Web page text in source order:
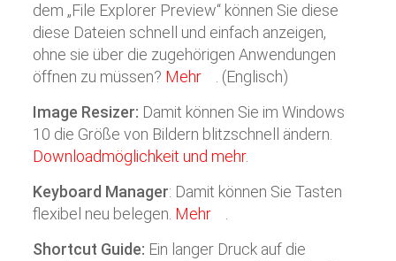
dem „File Explorer Preview“ können Sie diese
diese Dateien schnell und einfach anzeigen,
ohne sie über die zugehörigen Anwendungen
öffnen zu müssen? Mehr
. (Englisch)
Image Resizer: Damit können Sie im Windows
10 die Größe von Bildern blitzschnell ändern.
Downloadmöglichkeit und mehr.
Keyboard Manager: Damit können Sie Tasten
flexibel neu belegen. Mehr
Shortcut Guide: Ein langer Druck auf die